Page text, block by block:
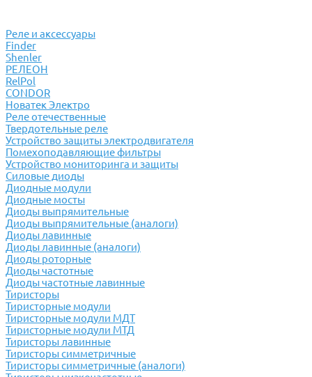
Реле и аксессуары
Finder
Shenler
РЕЛЕОН
RelPol
CONDOR
Новатек Электро
Реле отечественные
Твердотельные реле
Устройство защиты электродвигателя
Помехоподавляющие фильтры
Устройство мониторинга и защиты
Силовые диоды
Диодные модули
Диодные мосты
Диоды выпрямительные
Диоды выпрямительные (аналоги)
Диоды лавинные
Диоды лавинные (аналоги)
Диоды роторные
Диоды частотные
Диоды частотные лавинные
Тиристоры
Тиристорные модули
Тиристорные модули МДТ
Тиристорные модули МТД
Тиристоры лавинные
Тиристоры симметричные
Тиристоры симметричные (аналоги)